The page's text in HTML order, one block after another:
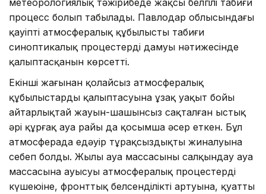
процесс болып табылады. Павлодар облысындағы
қауіпті атмосфералық құбылыстың табиғи
синоптикалық процестердің дамуы нәтижесінде
қалыптасқанын көрсетті.
Екінші жағынан қолайсыз атмосфералық
құбылыстардың қалыптасуына ұзақ уақыт бойы
айтарлықтай жауын-шашынсыз сақталған ыстық
әрі құрғақ ауа райы да қосымша әсер еткен. Бұл
атмосферада едәуір тұрақсыздықтың жиналуына
себеп болды. Жылы ауа массасының салқындау ауа
массасына ауысуы атмосфералық процестердің
күшеюіне, фронттық белсенділіктің артуына, қуатты